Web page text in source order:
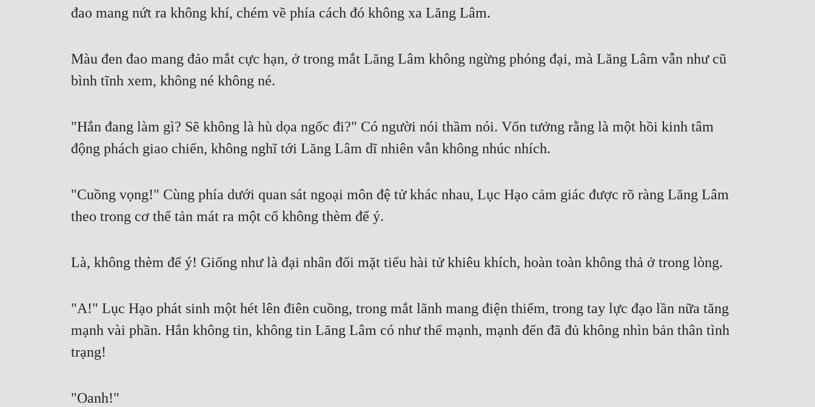
đao mang nứt ra không khí, chém về phía cách đó không xa Lăng Lâm.
Màu đen đao mang đảo mắt cực hạn, ở trong mắt Lăng Lâm không ngừng phóng đại, mà Lăng Lâm vẫn như cũ
bình tĩnh xem, không né không né.
"Hắn đang làm gì? Sẽ không là hù dọa ngốc đi?" Có người nói thầm nói. Vốn tưởng rằng là một hồi kinh tâm
động phách giao chiến, không nghĩ tới Lăng Lâm dĩ nhiên vẫn không nhúc nhích.
"Cuồng vọng!" Cùng phía dưới quan sát ngoại môn đệ tử khác nhau, Lục Hạo cảm giác được rõ ràng Lăng Lâm
theo trong cơ thể tản mát ra một cổ không thèm để ý.
Là, không thèm để ý! Giống như là đại nhân đối mặt tiểu hài tử khiêu khích, hoàn toàn không thả ở trong lòng.
"A!" Lục Hạo phát sinh một hét lên điên cuồng, trong mắt lãnh mang điện thiểm, trong tay lực đạo lần nữa tăng
mạnh vài phần. Hắn không tin, không tin Lăng Lâm có như thế mạnh, mạnh đến đã đủ không nhìn bản thân tình
trạng!
"Oanh!"